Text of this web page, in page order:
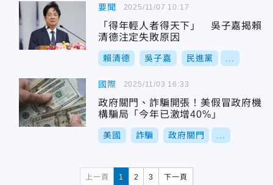
要聞
「得年輕人者得天下」 吳子嘉揭賴
清德注定失敗原因
賴清德 吳子嘉 民進黨
2025/11/07 10:17
國際
政府關門、詐騙開張！美假冒政府機
構騙局「今年已激增40%」
美國 詐騙 政府關門
2025/11/03 16:33
上一頁 1 2 3 下一頁